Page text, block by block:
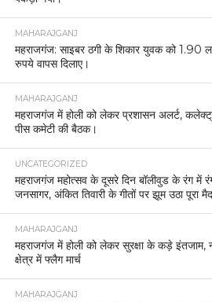
MAHARAJGANJ
महराजगंज: साइबर ठगी के शिकार युवक को 1.90
रुपये वापस दिलाए।
MAHARAJGANJ
महराजगंज में होली को लेकर प्रशासन अलर्ट,
पीस कमेटी की बैठक।
UNCATEGORIZED
महराजगंज महोत्सव के दूसरे दिन बॉलीवुड के रंग में
जनसागर, अंकित तिवारी के गीतों पर झूम उठा पूरा
MAHARAJGANJ
महराजगंज में होली को लेकर सुरक्षा के कड़े इंतजाम,
क्षेत्र में फ्लैग मार्च
MAHARAJGANJ